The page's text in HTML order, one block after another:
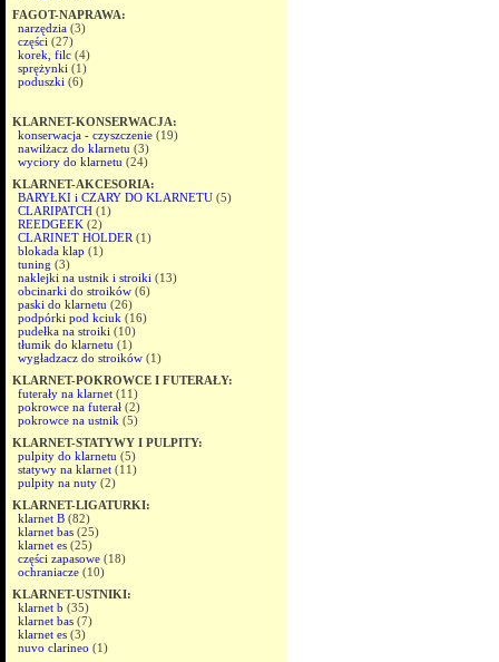
FAGOT-NAPRAWA:
narzędzia (3)
części (27)
korek, filc (4)
sprężynki (1)
poduszki (6)
KLARNET-KONSERWACJA:
konserwacja - czyszczenie (19)
nawilżacz do klarnetu (3)
wyciory do klarnetu (24)
KLARNET-AKCESORIA:
BARYŁKI i CZARY DO KLARNETU (5)
CLARIPATCH (1)
REEDGEEK (2)
CLARINET HOLDER (1)
blokada klap (1)
tuning (3)
naklejki na ustnik i stroiki (13)
obcinarki do stroików (6)
paski do klarnetu (26)
podpórki pod kciuk (16)
pudełka na stroiki (10)
tłumik do klarnetu (1)
wygładzacz do stroików (1)
KLARNET-POKROWCE I FUTERAŁY:
futerały na klarnet (11)
pokrowce na futerał (2)
pokrowce na ustnik (5)
KLARNET-STATYWY I PULPITY:
pulpity do klarnetu (5)
statywy na klarnet (11)
pulpity na nuty (2)
KLARNET-LIGATURKI:
klarnet B (82)
klarnet bas (25)
klarnet es (25)
części zapasowe (18)
ochraniacze (10)
KLARNET-USTNIKI:
klarnet b (35)
klarnet bas (7)
klarnet es (3)
nuvo clarineo (1)